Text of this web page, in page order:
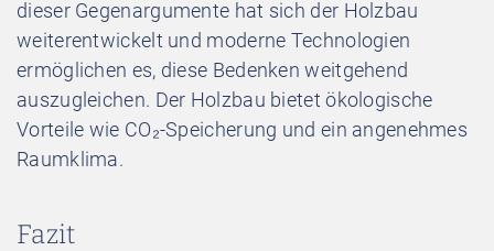
dieser Gegenargumente hat sich der Holzbau
weiterentwickelt und moderne Technologien
ermöglichen es, diese Bedenken weitgehend
auszugleichen. Der Holzbau bietet ökologische
Vorteile wie CO₂-Speicherung und ein angenehmes
Raumklima.
Fazit